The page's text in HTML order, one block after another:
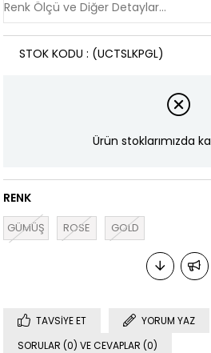
(UCTSLKPGL)
STOK KODU
Ürün stoklarımızda
RENK
GÜMÜŞ ROSE GOLD
TAVSIYE ET
YORUM YAZ
SORULAR (0) VE CEVAPLAR (0)